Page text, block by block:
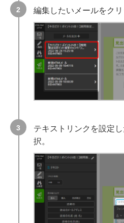
編集したいメールをクリ
テキストリンクを設定
択。